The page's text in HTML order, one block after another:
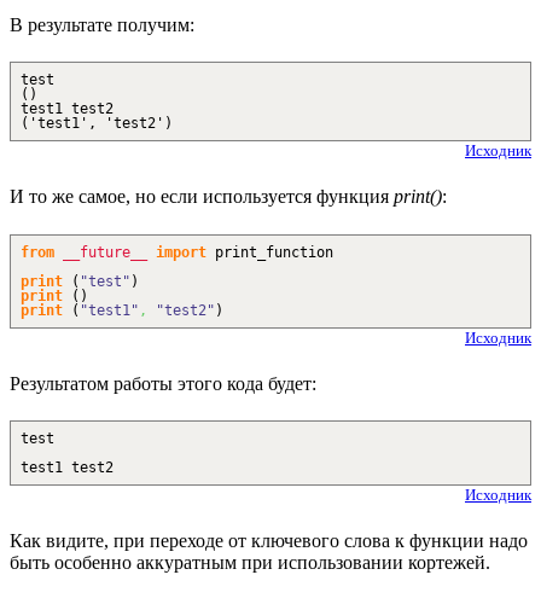
В результате получим:
test
()
test1 test2
('test1', 'test2')
Исходник
И то же самое, но если используется функция print():
from __future__ import print_function
print
( "test" )
print
( )
print
( "test1" , "test2" )
Исходник
Результатом работы этого кода будет:
test
test1 test2
Исходник
Как видите, при переходе от ключевого слова к функции надо
быть особенно аккуратным при использовании кортежей.